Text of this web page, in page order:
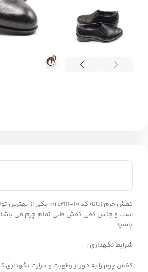
کفش چرم زنانه کد mrc2111-10 یکی از بهترین تولیدات برند مسترچرم است که در تولید آن از چرم طبیعی باکیفیت استفاده شده که همین امر موجب شده تا این کفش از دوام بالایی برخوردار باشد. آستر
است و جنس کفی کفش طبی تمام چرم می باشد و
باشید.
شرایط نگهداری :
کفش چرم را به دور از رطوبت و حرارت نگهداری